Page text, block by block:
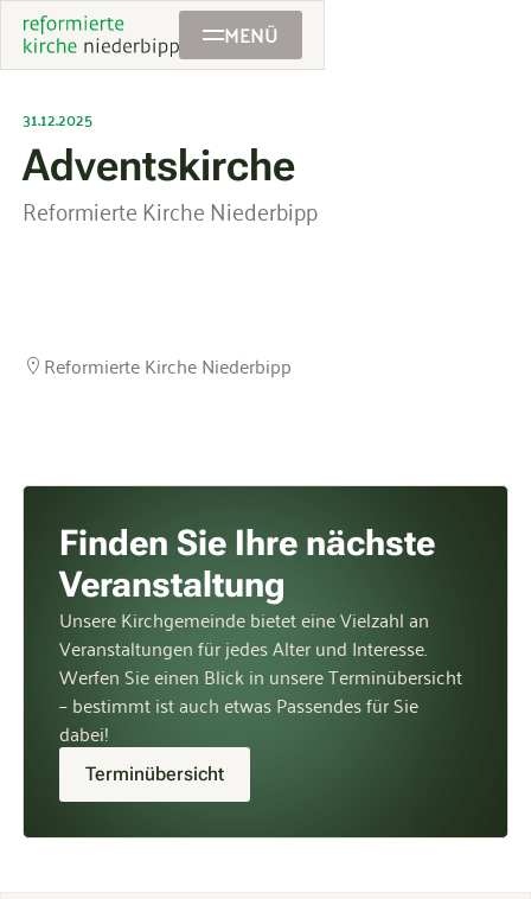
MENÜ
31.12.2025
Adventskirche
Reformierte Kirche Niederbipp
Reformierte Kirche Niederbipp
Finden Sie Ihre nächste
Veranstaltung
Unsere Kirchgemeinde bietet eine Vielzahl an
Veranstaltungen für jedes Alter und Interesse.
Werfen Sie einen Blick in unsere Terminübersicht
– bestimmt ist auch etwas Passendes für Sie
dabei!
Terminübersicht